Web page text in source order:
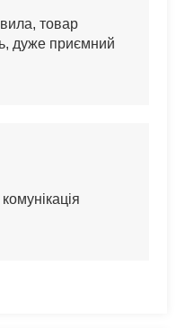
товар
дуже приємний